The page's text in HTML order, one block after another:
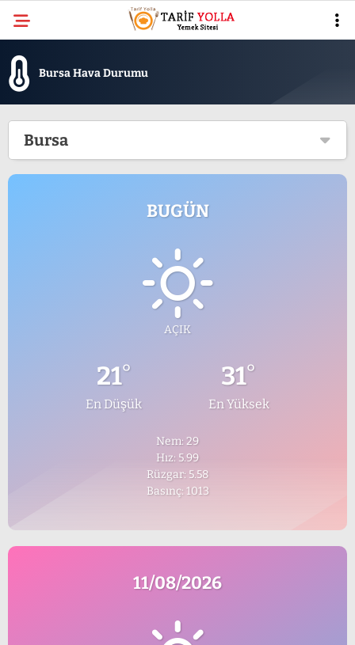
Bursa Hava Durumu
Bursa
BUGÜN
AÇIK
21°
En Düşük
31°
En Yüksek
Nem: 29
Hız: 5.99
Rüzgar: 5.58
Basınç: 1013
11/08/2026